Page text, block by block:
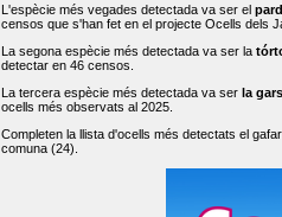
L'espècie més vegades detectada va ser el
censos que s'han fet en el projecte Ocells dels
La segona espècie més detectada va ser la
detectar en 46 censos.
La tercera espècie més detectada va ser la
ocells més observats al 2025.
Completen la llista d'ocells més detectats el
comuna (24).